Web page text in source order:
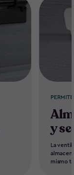
y
La
mismo